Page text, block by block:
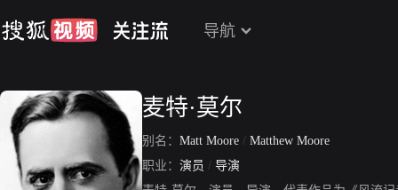
导航
麦特·莫尔
别名： Matt Moore / Matthew Moore
职业： 演员 / 导演